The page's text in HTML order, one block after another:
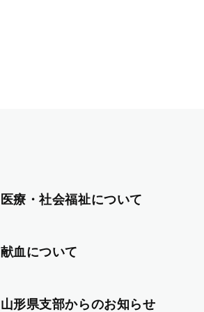
医療・社会福祉について
献血について
山形県支部からのお知らせ